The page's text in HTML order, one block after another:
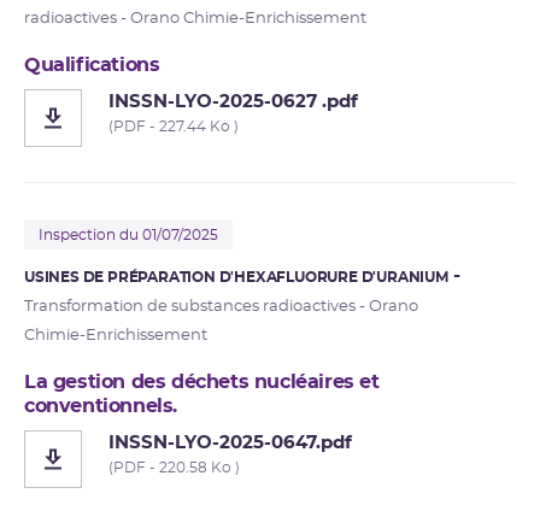
radioactives - Orano Chimie-Enrichissement
Qualifications
INSSN-LYO-2025-0627 .pdf
(PDF - 227.44 Ko )
Inspection du 01/07/2025
USINES DE PRÉPARATION D'HEXAFLUORURE D'URANIUM
Transformation de substances radioactives - Orano
Chimie-Enrichissement
La gestion des déchets nucléaires et
conventionnels.
INSSN-LYO-2025-0647.pdf
(PDF - 220.58 Ko )